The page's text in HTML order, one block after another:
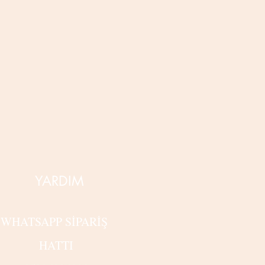
YARDIM
WHATSAPP SİPARİŞ
HATTI